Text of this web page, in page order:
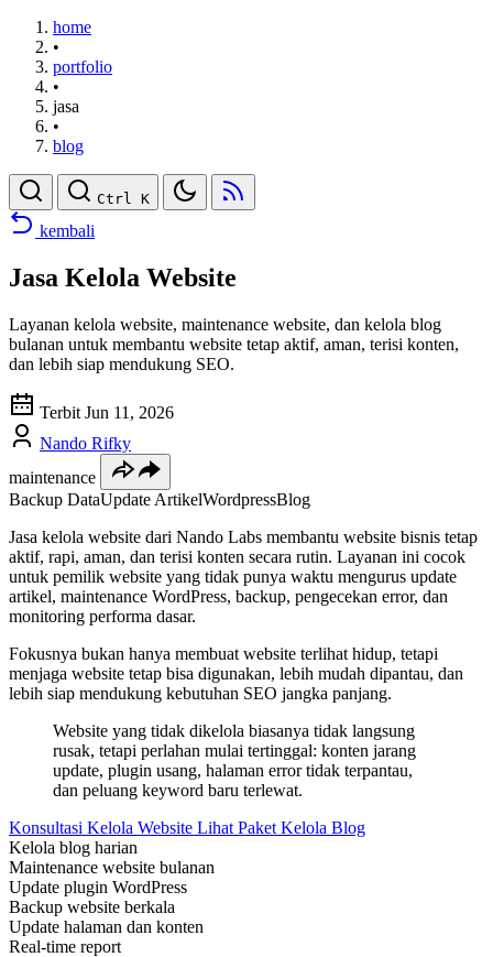
home
•
portfolio
•
jasa
•
blog
Ctrl K
kembali
Jasa Kelola Website
Layanan kelola website, maintenance website, dan kelola blog
bulanan untuk membantu website tetap aktif, aman, terisi konten,
dan lebih siap mendukung SEO.
Terbit Jun 11, 2026
Nando Rifky
maintenance
Backup DataUpdate ArtikelWordpressBlog
Jasa kelola website dari Nando Labs membantu website bisnis tetap
aktif, rapi, aman, dan terisi konten secara rutin. Layanan ini cocok
untuk pemilik website yang tidak punya waktu mengurus update
artikel, maintenance WordPress, backup, pengecekan error, dan
monitoring performa dasar.
Fokusnya bukan hanya membuat website terlihat hidup, tetapi
menjaga website tetap bisa digunakan, lebih mudah dipantau, dan
lebih siap mendukung kebutuhan SEO jangka panjang.
Website yang tidak dikelola biasanya tidak langsung
rusak, tetapi perlahan mulai tertinggal: konten jarang
update, plugin usang, halaman error tidak terpantau,
dan peluang keyword baru terlewat.
Konsultasi Kelola Website Lihat Paket Kelola Blog
Kelola blog harian
Maintenance website bulanan
Update plugin WordPress
Backup website berkala
Update halaman dan konten
Real-time report